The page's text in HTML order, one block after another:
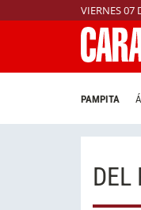
VIERNES 07
PAMPITA
DEL